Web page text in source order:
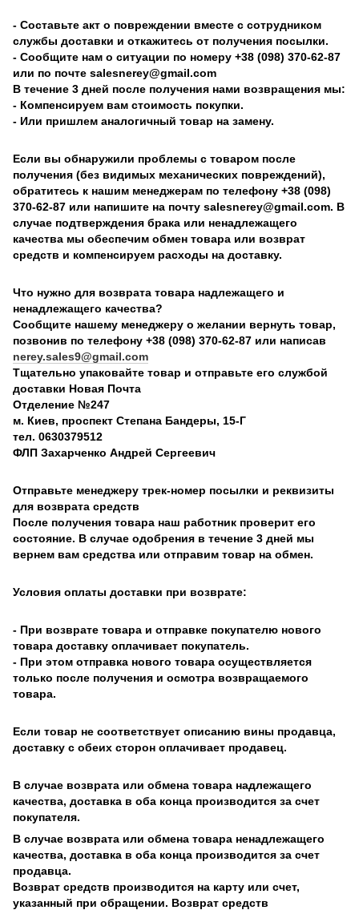
- Составьте акт о повреждении вместе с сотрудником
службы доставки и откажитесь от получения посылки.
- Сообщите нам о ситуации по номеру +38 (098) 370-62-87
или по почте salesnerey@gmail.com
В течение 3 дней после получения нами возвращения мы:
- Компенсируем вам стоимость покупки.
- Или пришлем аналогичный товар на замену.
Если вы обнаружили проблемы с товаром после
получения (без видимых механических повреждений),
обратитесь к нашим менеджерам по телефону +38 (098)
370-62-87 или напишите на почту salesnerey@gmail.com. В
случае подтверждения брака или ненадлежащего
качества мы обеспечим обмен товара или возврат
средств и компенсируем расходы на доставку.
Что нужно для возврата товара надлежащего и
ненадлежащего качества?
Сообщите нашему менеджеру о желании вернуть товар,
позвонив по телефону +38 (098) 370-62-87 или написав
nerey.sales9@gmail.com
Тщательно упаковайте товар и отправьте его службой
доставки Новая Почта
Отделение №247
м. Киев, проспект Степана Бандеры, 15-Г
тел. 0630379512
ФЛП Захарченко Андрей Сергеевич
Отправьте менеджеру трек-номер посылки и реквизиты
для возврата средств
После получения товара наш работник проверит его
состояние. В случае одобрения в течение 3 дней мы
вернем вам средства или отправим товар на обмен.
Условия оплаты доставки при возврате:
- При возврате товара и отправке покупателю нового
товара доставку оплачивает покупатель.
- При этом отправка нового товара осуществляется
только после получения и осмотра возвращаемого
товара.
Если товар не соответствует описанию вины продавца,
доставку с обеих сторон оплачивает продавец.
В случае возврата или обмена товара надлежащего
качества, доставка в оба конца производится за счет
покупателя.
В случае возврата или обмена товара ненадлежащего
качества, доставка в оба конца производится за счет
продавца.
Возврат средств производится на карту или счет,
указанный при обращении. Возврат средств